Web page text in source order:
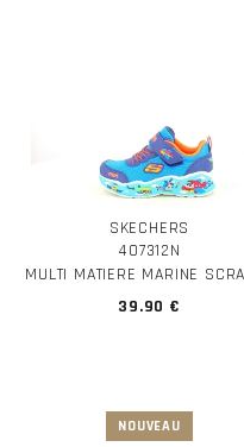
SKECHERS
407312N
MULTI MATIERE MARINE
39.90 €